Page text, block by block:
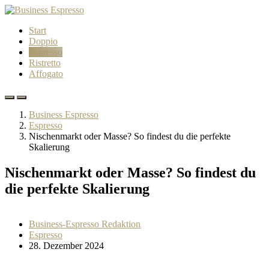
Start
Doppio
Espresso
Ristretto
Affogato
Business Espresso
Espresso
Nischenmarkt oder Masse? So findest du die perfekte
Skalierung
Nischenmarkt oder Masse? So findest du
die perfekte Skalierung
Business-Espresso Redaktion
Espresso
28. Dezember 2024